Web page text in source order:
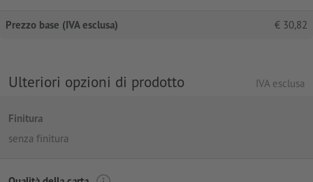
Prezzo base (IVA esclusa) € 30,82
Ulteriori opzioni di prodotto IVA esclusa
Finitura
senza finitura